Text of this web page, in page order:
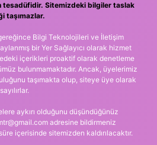
tesadüfidir. Sitemizdeki bilgiler taslak
taşımazlar.
Bilgi Teknolojileri ve İletişim
bir Yer Sağlayıcı olarak hizmet
içerikleri proaktif olarak denetleme
bulunmamaktadır. Ancak, üyelerimiz
taşımakta olup, siteye üye olarak
aykırı olduğunu düşündüğünüz
adresine bildirmeniz
içerisinde sitemizden kaldırılacaktır.